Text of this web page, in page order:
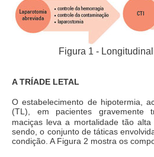
Figura 1 -
A TRÍADE LETAL
O estabelecimento de hipotermia,
(TL), em pacientes gravemente
maciças leva a mortalidade tão
sendo, o conjunto de táticas
condição. A Figura 2 mostra os